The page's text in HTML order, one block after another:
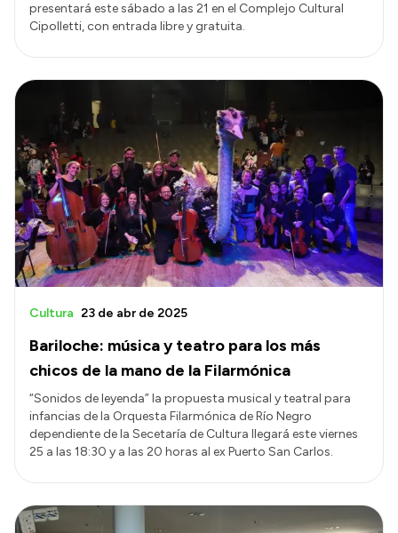
presentará este sábado a las 21 en el Complejo Cultural
Cipolletti, con entrada libre y gratuita.
Bariloche: música y teatro para los más
chicos de la mano de la Filarmónica
Cultura 23 de abr de 2025
“Sonidos de leyenda” la propuesta musical y teatral para
infancias de la Orquesta Filarmónica de Río Negro
dependiente de la Secetaría de Cultura llegará este viernes
25 a las 18:30 y a las 20 horas al ex Puerto San Carlos.